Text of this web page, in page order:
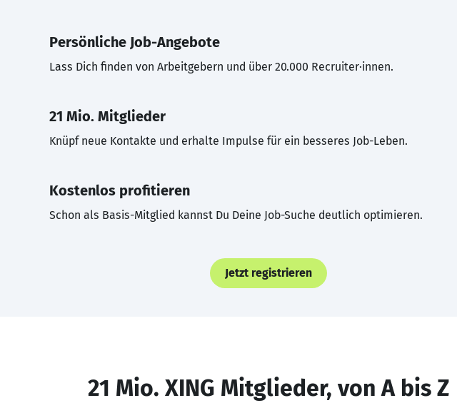
Persönliche Job-Angebote
Lass Dich finden von Arbeitgebern und über 20.000 Recruiter·innen.
21 Mio. Mitglieder
Knüpf neue Kontakte und erhalte Impulse für ein besseres Job-Leben.
Kostenlos profitieren
Schon als Basis-Mitglied kannst Du Deine Job-Suche deutlich optimieren.
Jetzt registrieren
21 Mio. XING Mitglieder, von A bis Z